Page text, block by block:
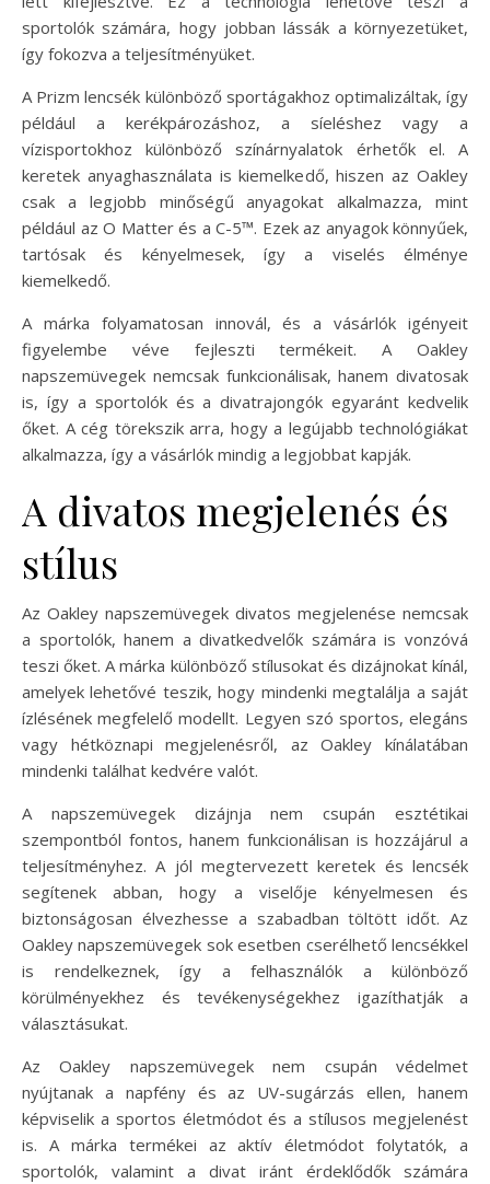
sportolók számára, hogy jobban lássák a környezetüket,
így fokozva a teljesítményüket.
A Prizm lencsék különböző sportágakhoz optimalizáltak, így
például a kerékpározáshoz, a síeléshez vagy a
vízisportokhoz különböző színárnyalatok érhetők el. A
keretek anyaghasználata is kiemelkedő, hiszen az Oakley
csak a legjobb minőségű anyagokat alkalmazza, mint
például az O Matter és a C-5™. Ezek az anyagok könnyűek,
tartósak és kényelmesek, így a viselés élménye
kiemelkedő.
A márka folyamatosan innovál, és a vásárlók igényeit
figyelembe véve fejleszti termékeit. A Oakley
napszemüvegek nemcsak funkcionálisak, hanem divatosak
is, így a sportolók és a divatrajongók egyaránt kedvelik
őket. A cég törekszik arra, hogy a legújabb technológiákat
alkalmazza, így a vásárlók mindig a legjobbat kapják.
A divatos megjelenés és
stílus
Az Oakley napszemüvegek divatos megjelenése nemcsak
a sportolók, hanem a divatkedvelők számára is vonzóvá
teszi őket. A márka különböző stílusokat és dizájnokat kínál,
amelyek lehetővé teszik, hogy mindenki megtalálja a saját
ízlésének megfelelő modellt. Legyen szó sportos, elegáns
vagy hétköznapi megjelenésről, az Oakley kínálatában
mindenki találhat kedvére valót.
A napszemüvegek dizájnja nem csupán esztétikai
szempontból fontos, hanem funkcionálisan is hozzájárul a
teljesítményhez. A jól megtervezett keretek és lencsék
segítenek abban, hogy a viselője kényelmesen és
biztonságosan élvezhesse a szabadban töltött időt. Az
Oakley napszemüvegek sok esetben cserélhető lencsékkel
is rendelkeznek, így a felhasználók a különböző
körülményekhez és tevékenységekhez igazíthatják a
választásukat.
Az Oakley napszemüvegek nem csupán védelmet
nyújtanak a napfény és az UV-sugárzás ellen, hanem
képviselik a sportos életmódot és a stílusos megjelenést
is. A márka termékei az aktív életmódot folytatók, a
sportolók, valamint a divat iránt érdeklődők számára